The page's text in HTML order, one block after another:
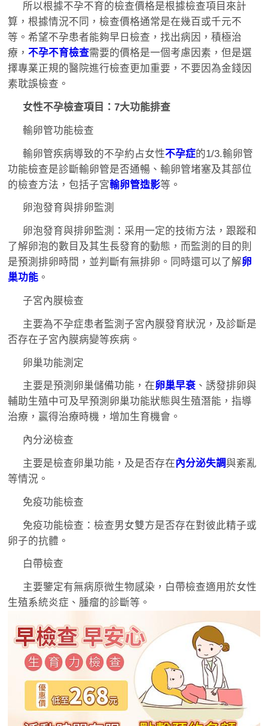
所以根據不孕不育的檢查價格是根據檢查項目來計
算，根據情況不同，檢查價格通常是在幾百或千元不
等。希望不孕患者能夠早日檢查，找出病因，積極治
療， 不孕不育檢查需要的價格是一個考慮因素，但是選
擇專業正規的醫院進行檢查更加重要，不要因為金錢因
素耽誤檢查。
女性不孕檢查項目：7大功能排查
輸卵管功能檢查
輸卵管疾病導致的不孕約占女性不孕症的1/3.輸卵管
功能檢查是診斷輸卵管是否通暢、輸卵管堵塞及其部位
的檢查方法，包括子宮輸卵管造影等。
卵泡發育與排卵監測
卵泡發育與排卵監測：采用一定的技術方法，跟蹤和
了解卵泡的數目及其生長發育的動態，而監測的目的則
是預測排卵時間，並判斷有無排卵。同時還可以了解卵
巢功能。
子宮內膜檢查
主要為不孕症患者監測子宮內膜發育狀況，及診斷是
否存在子宮內膜病變等疾病。
卵巢功能測定
主要是預測卵巢儲備功能，在卵巢早衰 、誘發排卵與
輔助生殖中可及早預測卵巢功能狀態與生殖潛能，指導
治療，贏得治療時機，增加生育機會。
內分泌檢查
主要是檢查卵巢功能，及是否存在內分泌失調與紊亂
等情況。
免疫功能檢查
免疫功能檢查：檢查男女雙方是否存在對彼此精子或
卵子的抗體。
白帶檢查
主要鑒定有無病原微生物感染，白帶檢查適用於女性
生殖系統炎症、腫瘤的診斷等。